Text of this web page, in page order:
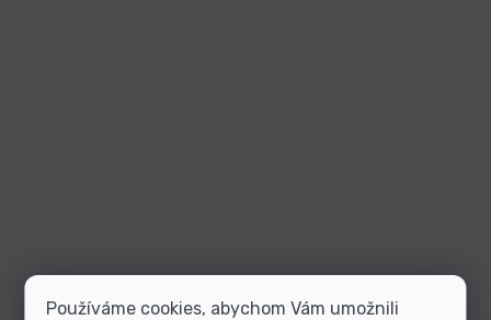
Používáme cookies, abychom Vám umožnili